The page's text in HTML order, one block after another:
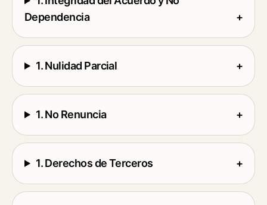
Dependencia
+
1. Nulidad Parcial +
1. No Renuncia +
1. Derechos de Terceros +